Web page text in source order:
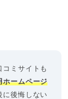
ミサイトも
ホームページ
に後悔しない